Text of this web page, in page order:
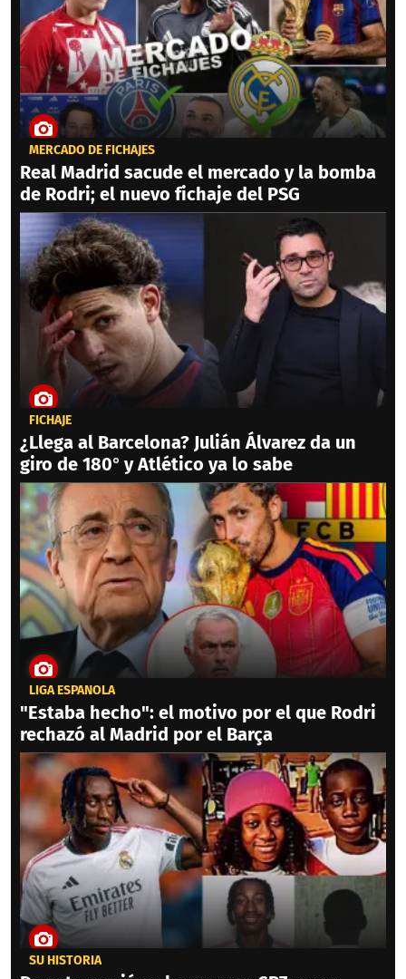
MERCADO DE FICHAJES
Real Madrid sacude el mercado y la bomba
de Rodri; el nuevo fichaje del PSG
FICHAJE
¿Llega al Barcelona? Julián Álvarez da un
giro de 180° y Atlético ya lo sabe
LIGA ESPAÑOLA
"Estaba hecho": el motivo por el que Rodri
rechazó al Madrid por el Barça
SU HISTORIA